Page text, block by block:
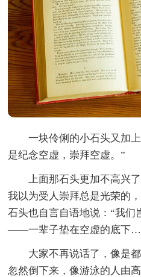
一块伶俐的小石头又加上
是纪念空虚，崇拜空虚。”
上面那石头更加不高兴了
我以为受人崇拜总是光荣的
石头也自言自语地说：“我们
——一辈子垫在空虚的底下
大家不再说话了，像是都
忽然倒下来，像游泳的人由